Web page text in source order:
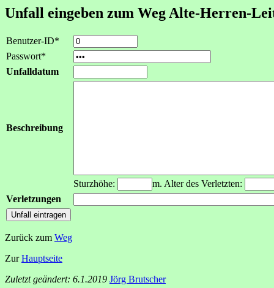
Unfall eingeben zum Weg Alte-Herren-
Benutzer-ID*
Passwort*
Unfalldatum
Beschreibung
Sturzhöhe:
m. Alter des Verletzten:
Verletzungen
Zurück zum Weg
ZurHauptseite
Zuletzt geändert: 6.1.2019 Jörg Brutscher